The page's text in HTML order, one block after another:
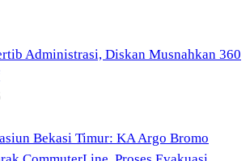
Administrasi, Diskan Musnahkan 360
Bekasi Timur: KA Argo Bromo